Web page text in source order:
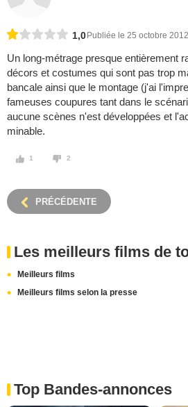
1,0 Publiée le 25 octobre 2012
Un long-métrage presque entièrement
décors et costumes qui sont pas trop
bancale ainsi que le montage (j'ai
fameuses coupures tant dans le
aucune scènes n'est développées et
minable.
1 2
PRÉCÉDENTE
Les meilleurs films de
Meilleurs films
Meilleurs films selon la presse
Top Bandes-annonces